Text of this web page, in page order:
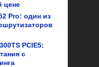
цене
Pro: один из
PCIE5:
с